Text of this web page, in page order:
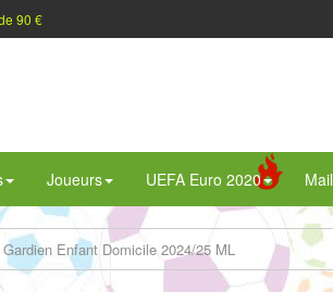
90 €
Joueurs UEFA Euro 2020
Enfant Domicile 2024/25 ML